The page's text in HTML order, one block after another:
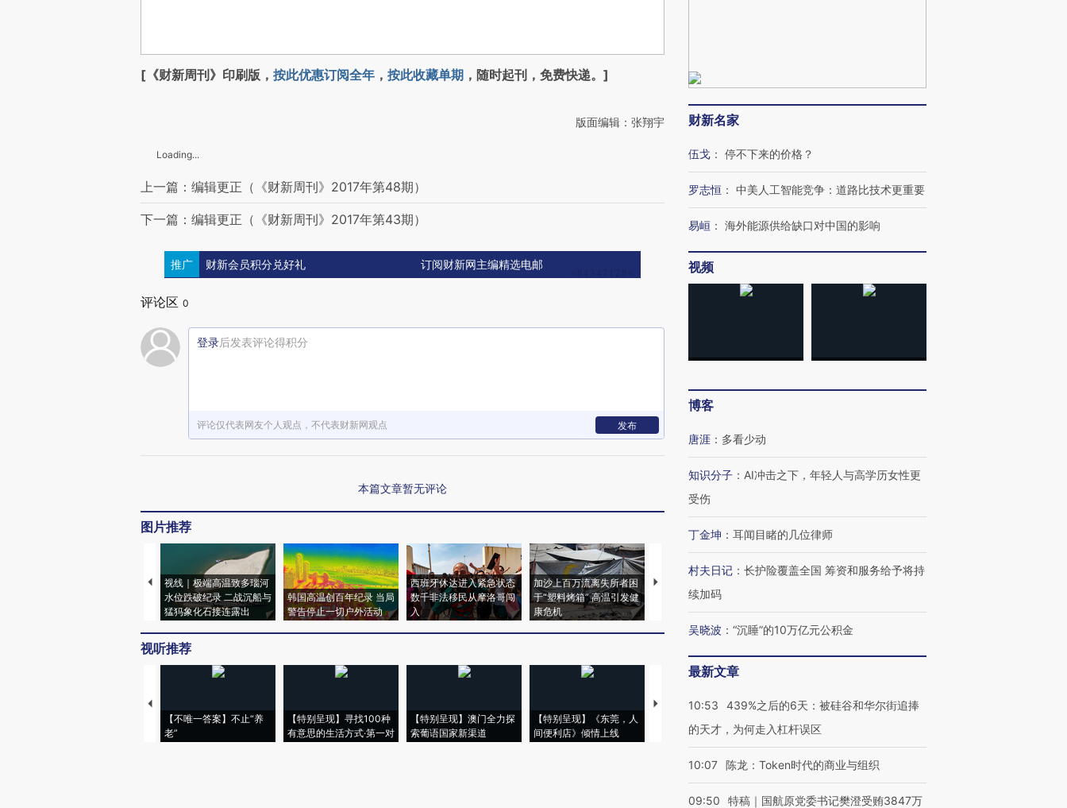
[《财新周刊》印刷版， 按此优惠订阅全年 ， 按此收藏单期 ，随时起刊，免费快递。]
版面编辑：张翔宇
Loading...
上一篇：编辑更正（《财新周刊》2017年第48期）
下一篇：编辑更正（《财新周刊》2017年第43期）
推广 财新会员积分兑好礼 订阅财新网主编精选电邮
评论区 0
登录后发表评论得积分
评论仅代表网友个人观点，不代表财新网观点 发布
本篇文章暂无评论
图片推荐
视线｜极端高温致多瑙河
水位跌破纪录 二战沉船与
猛犸象化石接连露出
韩国高温创百年纪录 当局
警告停止一切户外活动
西班牙休达进入紧急状态
数千非法移民从摩洛哥闯
入
加沙上百万流离失所者困
于“塑料烤箱” 高温引发健
康危机
视线｜HYROX的吸金
术：是什么让中产们甘
心“花钱找虐”？
毒品
育部长拱下台
视听推荐
【不唯一答案】不止“养
老”
【特别呈现】寻找100种
有意思的生活方式·第一对
【特别呈现】澳门全力探
索葡语国家新渠道
【特别呈现】《东莞，人
间便利店》倾情上线
【推广】走进第四届链博
有意思的生活方式·第三对
【商旅对话】华住集团
财新名家
伍戈 ： 停不下来的价格？
罗志恒 ： 中美人工智能竞争：道路比技术更重要
易峘 ： 海外能源供给缺口对中国的影响
视频
博客
唐涯 ： 多看少动
知识分子 ： AI冲击之下，年轻人与高学历女性更
受伤
丁金坤 ： 耳闻目睹的几位律师
村夫日记 ： 长护险覆盖全国 筹资和服务给予将持
续加码
吴晓波 ： “沉睡”的10万亿元公积金
最新文章
10:53
439%之后的6天：被硅谷和华尔街追捧
的天才，为何走入杠杆误区
10:07 陈龙：Token时代的商业与组织
09:50
特稿｜国航原党委书记樊澄受贿3847万